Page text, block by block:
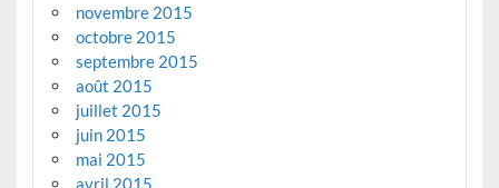
novembre 2015
octobre 2015
septembre 2015
août 2015
juillet 2015
juin 2015
mai 2015
avril 2015